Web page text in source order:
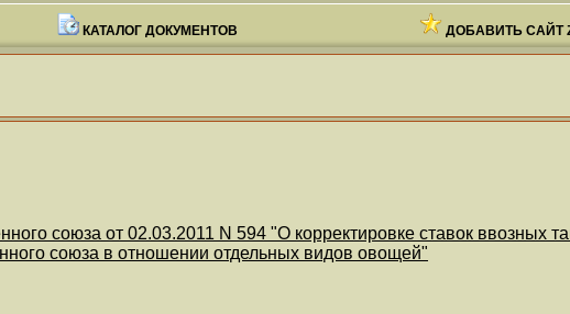
КАТАЛОГ ДОКУМЕНТОВ ДОБАВИТЬ САЙТ
союза от 02.03.2011 N 594 "О корректировке ставок ввозных
союза в отношении отдельных видов овощей"